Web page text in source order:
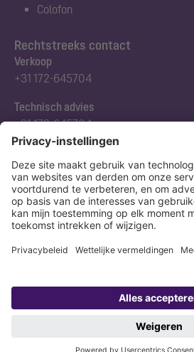
Rechtstreeks contact
Verkoop
+31 172-645704
Technisch advies
+31 172-645704
Abonneert u zich op
Colofon
Copyright 1998-2026 KESSEL SE + Co. KG,
Verklaring